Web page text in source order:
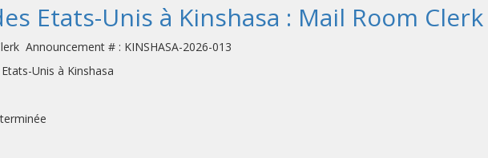
Etats-Unis à Kinshasa : Mail Room Clerk
Announcement # : KINSHASA-2026-013
Unis à Kinshasa